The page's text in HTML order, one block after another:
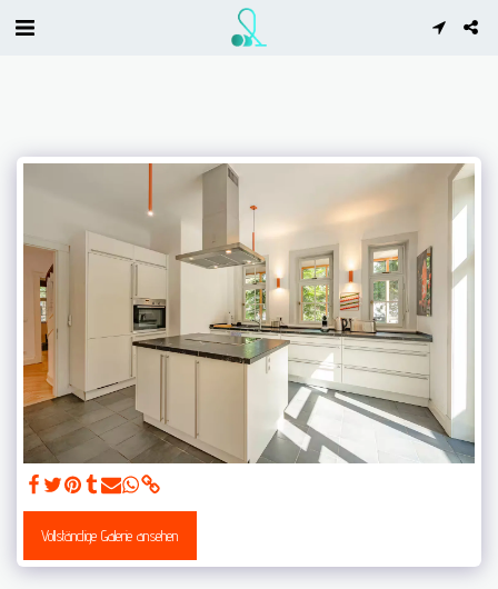
Vollständige Galerie ansehen